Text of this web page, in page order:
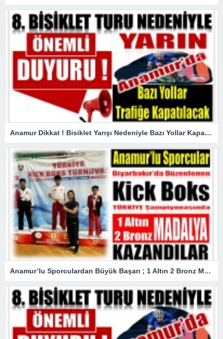
Anamur Dikkat ! Bisiklet Yarışı Nedeniyle Bazı Yollar Kapanacak
Anamur’lu Sporculardan Büyük Başarı ; 1 Altın 2 Bronz Madalya Kazandılar